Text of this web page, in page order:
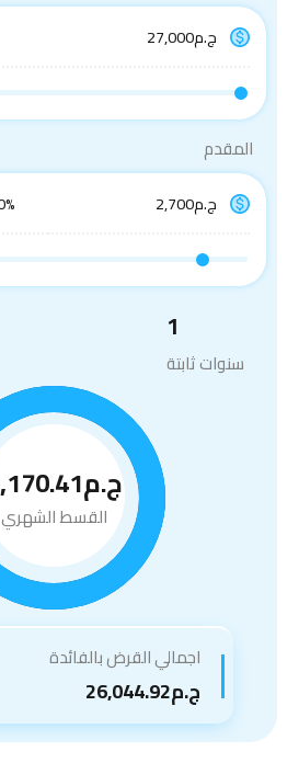
المقدم
1
سنوات ثابتة
ج.م2,170.41
القسط الشهري
اجمالي القرض بالفائدة
ج.م26,044.92